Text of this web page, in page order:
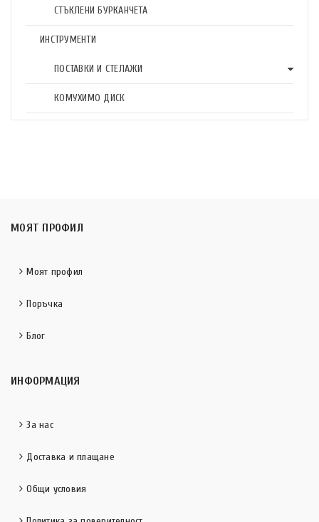
СТЪКЛЕНИ БУРКАНЧЕТА
ИНСТРУМЕНТИ
ПОСТАВКИ И СТЕЛАЖИ
КОМУХИМО ДИСК
МОЯТ ПРОФИЛ
Моят профил
Поръчка
Блог
ИНФОРМАЦИЯ
За нас
Доставка и плащане
Общи условия